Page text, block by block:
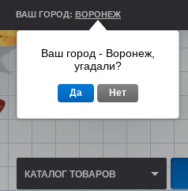
ВАШ ГОРОД: ВОРОНЕЖ
КАТАЛОГ ТОВАРОВ
Ваш город - Воронеж,
угадали?
Да Нет